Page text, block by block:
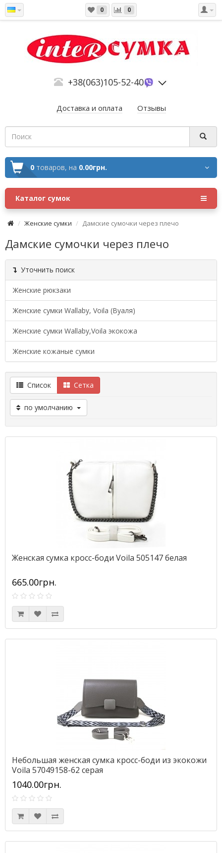
0 0
+38(063)105-52-40
Доставка и оплата Отзывы
0 товаров, на 0.00грн.
Каталог сумок
Женские сумки Дамские сумочки через плечо
Дамские сумочки через плечо
Уточнить поиск
Женские рюкзаки
Женские сумки Wallaby, Voila (Вуаля)
Женские сумки Wallaby,Voila экокожа
Женские кожаные сумки
Список Сетка
по умолчанию
Женская сумка кросс-боди Voila 505147 белая
665.00грн.
Небольшая женская сумка кросс-боди из экокожи
Voila 57049158-62 серая
1040.00грн.